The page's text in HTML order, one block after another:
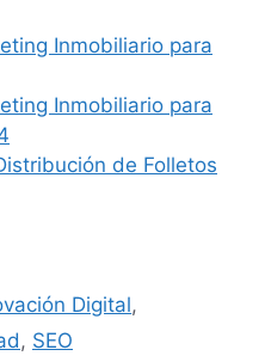
Inmobiliario para
Inmobiliario para
de Folletos
Digital,
, SEO